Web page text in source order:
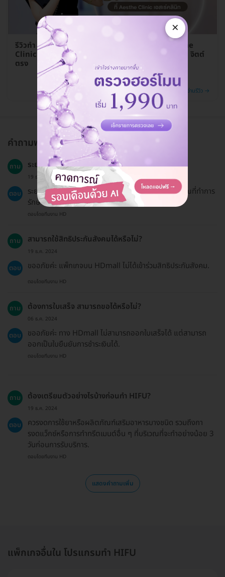
รีวิวทำ HIFU ยกกระชับหน้าด้วย UltraCelQ+ ที่ Aesthe
Clinic โดยนางสาวไทย สมุทรสงคราม แอมป์ ชนัญชิดา จิตต์
ตรง
อ่านรีวิว →
คำถามพบบ่อย
ถาม ระยะเวลาการทำ HIFU ใช้เวลานานเท่าไร?
19 ธ.ค. 2024
ตอบ
ระยะเวลารับบริการประมาณ 30-90 นาที ขึ้นอยู่กับบริเวณที่ทำการ
รักษา.
ตอบโดยทีมงาน HD
ถาม สามารถใช้สิทธิประกันสังคมได้หรือไม่?
19 ธ.ค. 2024
ตอบ ขออภัยค่ะ แพ็กเกจบน HDmall ไม่ได้เข้าร่วมสิทธิประกันสังคม.
ตอบโดยทีมงาน HD
ถาม ต้องการใบเสร็จ สามารถขอได้หรือไม่?
06 ธ.ค. 2024
ตอบ
ขออภัยค่ะ ทาง HDmall ไม่สามารถออกใบเสร็จได้ แต่สามารถ
ออกเป็นใบยืนยันการชำระเงินได้.
ตอบโดยทีมงาน HD
ถาม ต้องเตรียมตัวอย่างไรบ้างก่อนทำ HIFU?
19 ธ.ค. 2024
ตอบ
ควรงดการใช้ยาหรือผลิตภัณฑ์เสริมอาหารบางชนิด รวมถึงกา
รงดแว็กซ์หรือการทำทรีตเมนต์อื่น ๆ ที่บริเวณที่จะทำอย่างน้อย 3
วันก่อนการรับบริการ.
ตอบโดยทีมงาน HD
แสดงคำถามเพิ่ม
แพ็กเกจอื่นใน โปรแกรมทำ HIFU
×